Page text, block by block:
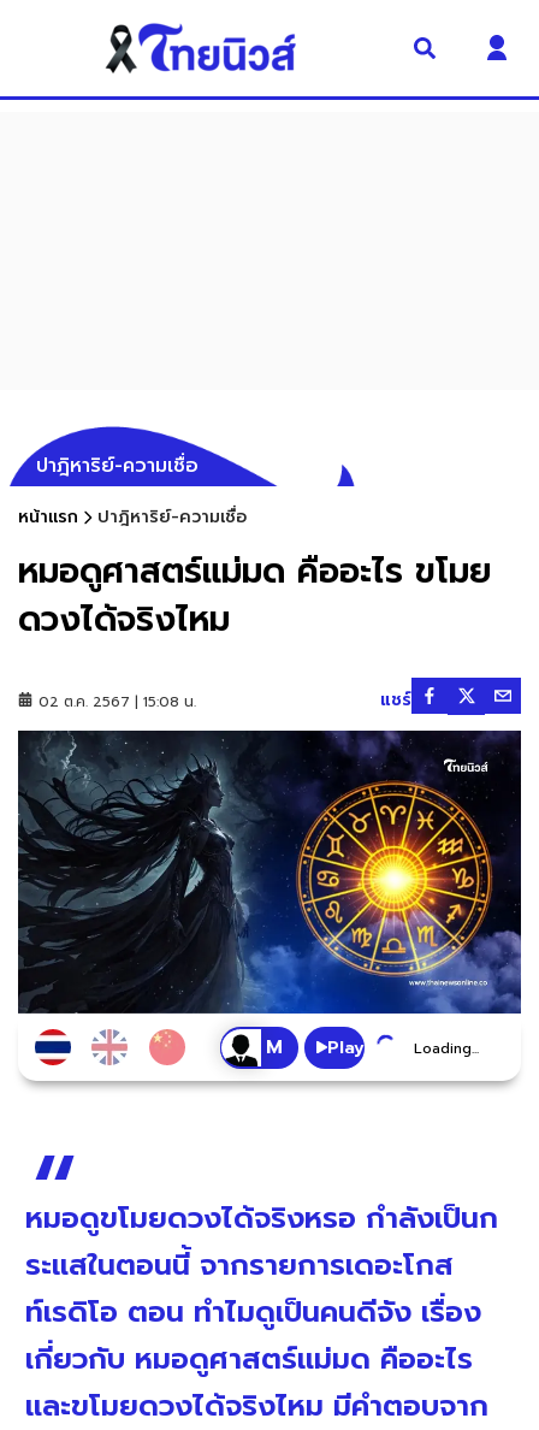
ปาฎิหาริย์-ความเชื่อ
หน้าแรก ปาฎิหาริย์-ความเชื่อ
หมอดูศาสตร์แม่มด คืออะไร ขโมย
ดวงได้จริงไหม
02 ต.ค. 2567 | 15:08 น. แชร์
Play Loading...
หมอดูขโมยดวงได้จริงหรอ กำลังเป็นก
ระแสในตอนนี้ จากรายการเดอะโกส
ท์เรดิโอ ตอน ทำไมดูเป็นคนดีจัง เรื่อง
เกี่ยวกับ หมอดูศาสตร์แม่มด คืออะไร
และขโมยดวงได้จริงไหม มีคำตอบจาก